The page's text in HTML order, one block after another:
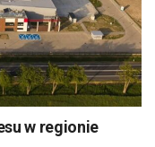
w regionie